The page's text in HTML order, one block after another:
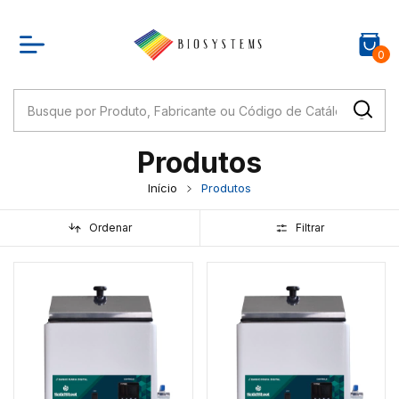
0
Produtos
Início Produtos
Ordenar Filtrar